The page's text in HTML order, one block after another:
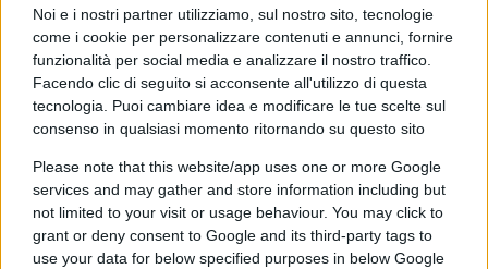
Noi e i nostri partner utilizziamo, sul nostro sito, tecnologie
come i cookie per personalizzare contenuti e annunci, fornire
funzionalità per social media e analizzare il nostro traffico.
Facendo clic di seguito si acconsente all'utilizzo di questa
tecnologia. Puoi cambiare idea e modificare le tue scelte sul
consenso in qualsiasi momento ritornando su questo sito
Please note that this website/app uses one or more Google
services and may gather and store information including but
not limited to your visit or usage behaviour. You may click to
grant or deny consent to Google and its third-party tags to
use your data for below specified purposes in below Google
mi è simpatico e nutro per lui il rispetto che si
deve a persone che hanno un pensiero coerente,
non il mio di certo, ma comunque un pensiero.
Non per nulla è laureato a pieni voti in Filosofia.
Bersani è uno che da oltre trent’anni è sempre lì
che sembra per fare una cosa importante, poi
all’ultimo miglio, forse perché proprio filosofo, si
perde via e addio sogni di gloria…